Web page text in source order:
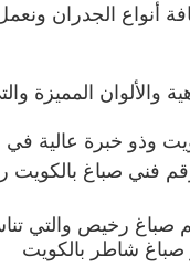
أنواع الجدران
والألوان المميزة
وذو خبرة عالية في
فني صباغ
رخيص والتي
صباغ شاطر بالكويت